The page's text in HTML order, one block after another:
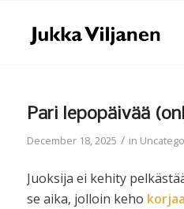
Pari lepopäivää
December 18, 2025 / in
Juoksija ei kehity
se aika, jolloin keho